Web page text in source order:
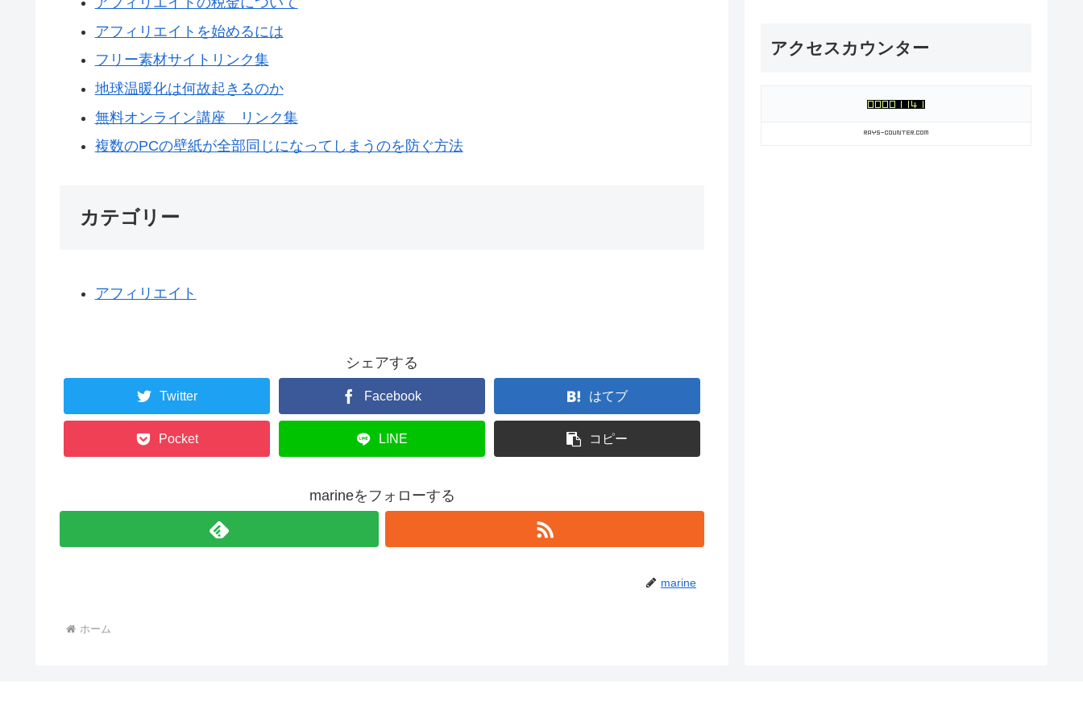
アフィリエイトを始めるには
フリー素材サイトリンク集
地球温暖化は何故起きるのか
無料オンライン講座 リンク集
複数のPCの壁紙が全部同じになってしまうのを防ぐ方法
カテゴリー
アフィリエイト
シェアする
Twitter Facebook はてブ
Pocket LINE コピー
marineをフォローする
marine
ホーム
アクセスカウンター